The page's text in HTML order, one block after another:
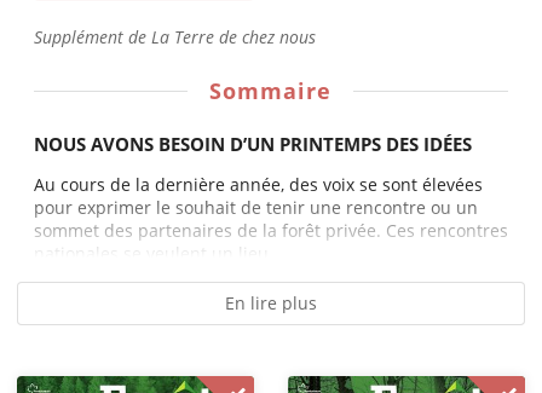
Supplément de La Terre de chez nous
Sommaire
NOUS AVONS BESOIN D’UN PRINTEMPS DES IDÉES
Au cours de la dernière année, des voix se sont élevées
pour exprimer le souhait de tenir une rencontre ou un
sommet des partenaires de la forêt privée. Ces rencontres
nationales se veulent un lieu...
En lire plus